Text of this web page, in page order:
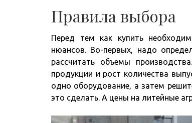
Правила выбора
Перед тем как купить
нюансов. Во-первых, надо
рассчитать объемы
продукции и рост количества
одно оборудование, а затем
это сделать. А цены на литейные